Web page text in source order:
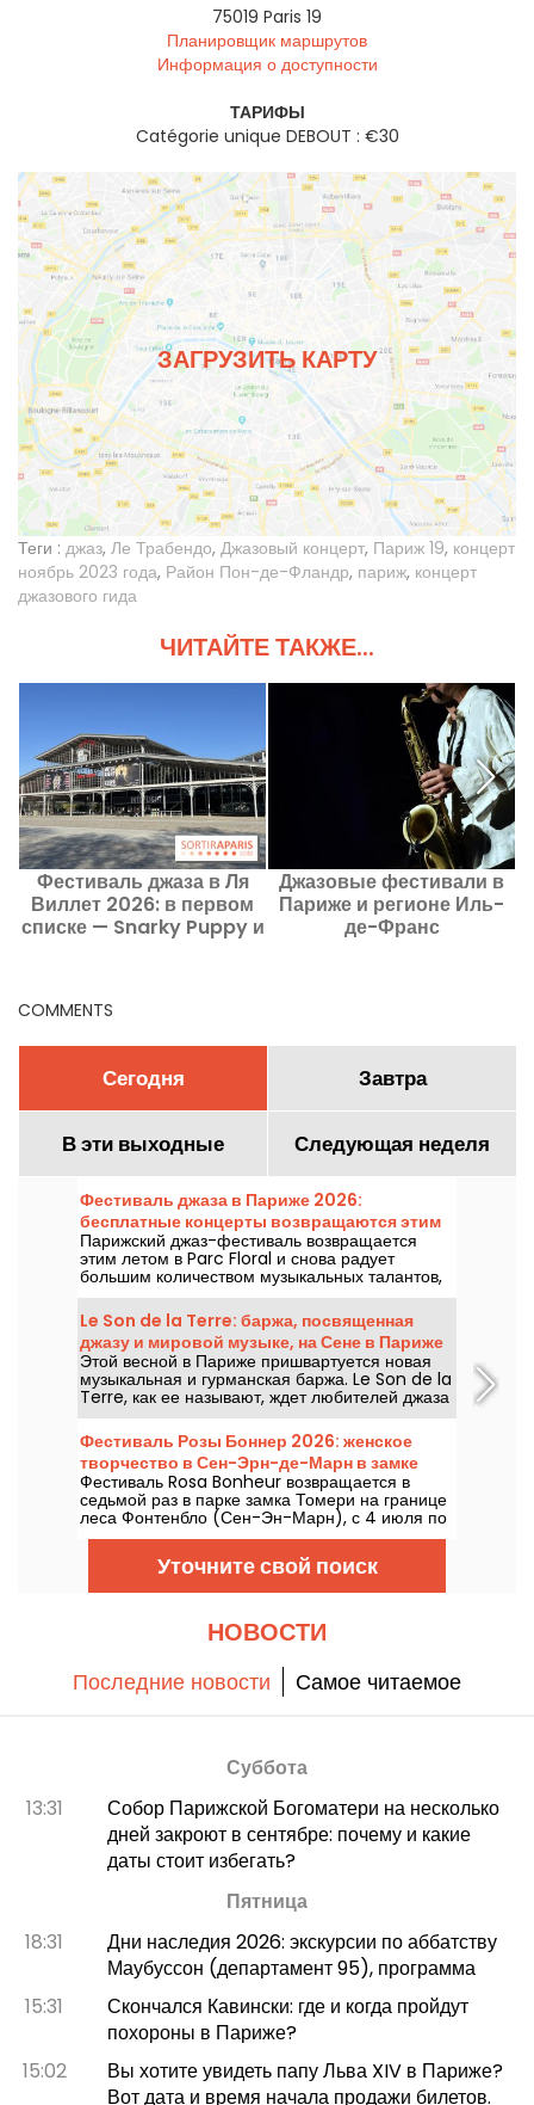
75019 Paris 19
Планировщик маршрутов
Информация о доступности
ТАРИФЫ
Catégorie unique DEBOUT : €30
ЗАГРУЗИТЬ КАРТУ
Теги : джаз, Ле Трабендо, Джазовый концерт, Париж 19, концерт
ноябрь 2023 года, Район Пон-де-Фландр, париж, концерт
джазового гида
ЧИТАЙТЕ ТАКЖЕ...
Фестиваль джаза в Ля
Виллет 2026: в первом
списке — Snarky Puppy и
Джазовые фестивали в
Париже и регионе Иль-
де-Франс
COMMENTS
Сегодня Завтра
В эти выходные Следующая неделя
Фестиваль джаза в Париже 2026:
бесплатные концерты возвращаются этим
летом в Parc Floral — программа.
Парижский джаз-фестиваль возвращается
этим летом в Parc Floral и снова радует
большим количеством музыкальных талантов,
которые стоит увидеть и послушать на фоне
идиллической природы. Ниже — программа
бесплатных концертов на период с 24 июня по
6 сентября 2026 года!
Le Son de la Terre: баржа, посвященная
джазу и мировой музыке, на Сене в Париже
Этой весной в Париже пришвартуется новая
музыкальная и гурманская баржа. Le Son de la
Terre, как ее называют, ждет любителей джаза
и мировой музыки в 5-м округе для
уникального опыта, сочетающего концерты,
бистрономические блюда и коктейль-бар.
Фестиваль Розы Боннер 2026: женское
творчество в Сен-Эрн-де-Марн в замке
Фестиваль Rosa Bonheur возвращается в
седьмой раз в парке замка Томери на границе
леса Фонтенбло (Сен-Эн-Марн), с 4 июля по
29 августа 2026 года, с программой,
полностью посвящённой женскому творчеству
и материнскому наследию.
Уточните свой поиск
НОВОСТИ
Последние новости Самое читаемое
Суббота
13:31
Собор Парижской Богоматери на несколько
дней закроют в сентябре: почему и какие
даты стоит избегать?
Пятница
18:31
Дни наследия 2026: экскурсии по аббатству
Маубуссон (департамент 95), программа
15:31
Скончался Кавински: где и когда пройдут
похороны в Париже?
15:02
Вы хотите увидеть папу Льва XIV в Париже?
Вот дата и время начала продажи билетов.